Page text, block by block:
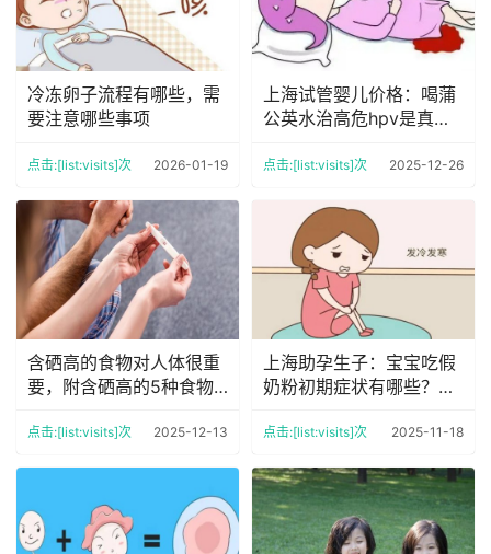
冷冻卵子流程有哪些，需
要注意哪些事项
点击:[list:visits]次 2026-01-19
上海试管婴儿价格：喝蒲
公英水治高危hpv是真的
预想中好
点击:[list:visits]次 2025-12-26
含硒高的食物对人体很重
要，附含硒高的5种食物
点击:[list:visits]次 2025-12-13
上海助孕生子：宝宝吃假
奶粉初期症状有哪些？早
点击:[list:visits]次 2025-11-18